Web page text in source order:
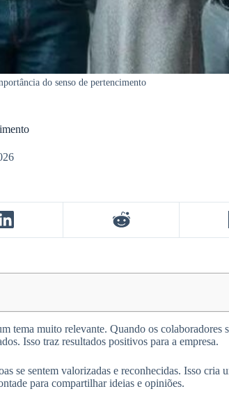
do senso de pertencimento
tema muito relevante. Quando os colaboradores
Isso traz resultados positivos para a empresa.
se sentem valorizadas e reconhecidas. Isso cria
para compartilhar ideias e opiniões.